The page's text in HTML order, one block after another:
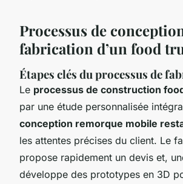
Processus de
fabrication d’un food
Étapes clés du processus de
Le processus de construction
par une étude personnalisée
conception remorque mobile
les attentes précises du client. Le
propose rapidement un devis et,
développe des prototypes en 3D